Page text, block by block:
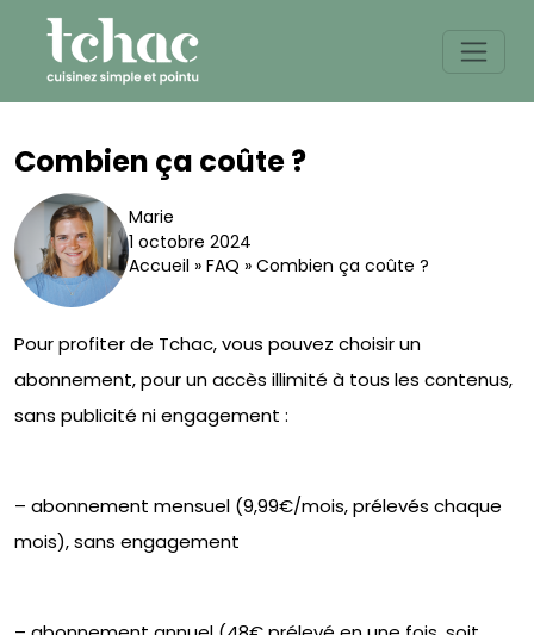
content
Combien ça coûte ?
Marie
1 octobre 2024
Accueil » FAQ » Combien ça coûte ?
Pour profiter de Tchac, vous pouvez choisir un
abonnement, pour un accès illimité à tous les contenus,
sans publicité ni engagement :
– abonnement mensuel (9,99€/mois, prélevés chaque
mois), sans engagement